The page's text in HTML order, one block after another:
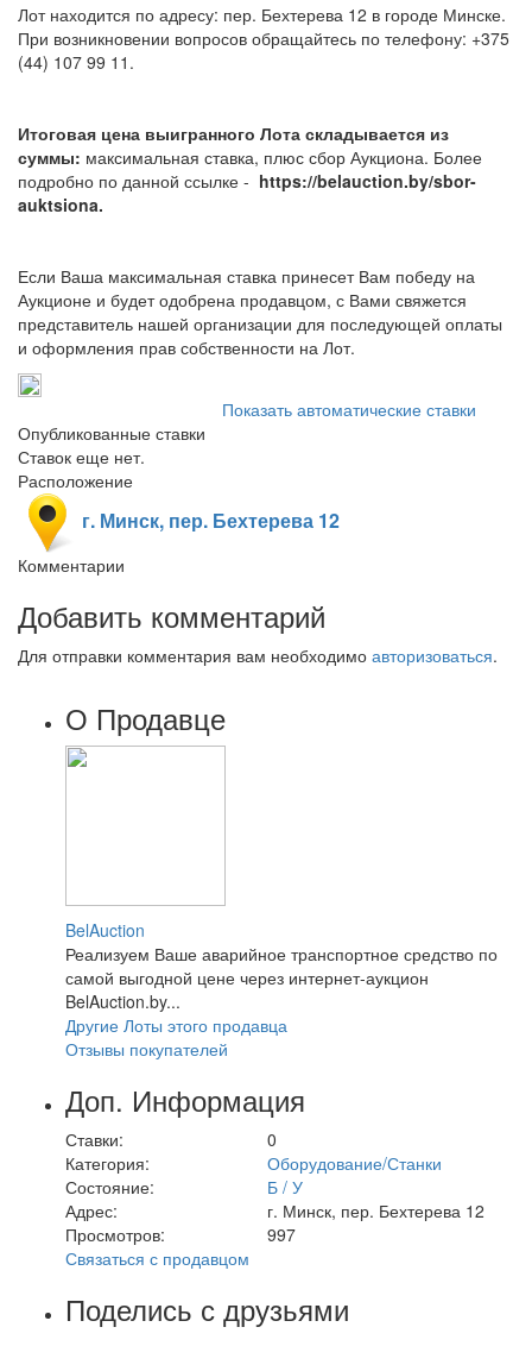
Лот находится по адресу: пер. Бехтерева 12 в городе Минске.
При возникновении вопросов обращайтесь по телефону: +375
(44) 107 99 11.
Итоговая цена выигранного Лота складывается из
суммы: максимальная ставка, плюс сбор Аукциона. Более
подробно по данной ссылке - https://belauction.by/sbor-
auktsiona.
Если Ваша максимальная ставка принесет Вам победу на
Аукционе и будет одобрена продавцом, с Вами свяжется
представитель нашей организации для последующей оплаты
и оформления прав собственности на Лот.
Показать автоматические ставки
Опубликованные ставки
Ставок еще нет.
Расположение
г. Минск, пер. Бехтерева 12
Комментарии
Добавить комментарий
Для отправки комментария вам необходимо авторизоваться.
О Продавце
BelAuction
Реализуем Ваше аварийное транспортное средство по
самой выгодной цене через интернет-аукцион
BelAuction.by...
Другие Лоты этого продавца
Отзывы покупателей
Доп. Информация
Ставки:
0
Категория:
Оборудование/Станки
Состояние:
Б / У
Адрес:
г. Минск, пер. Бехтерева 12
Просмотров:
997
Связаться с продавцом
Поделись с друзьями